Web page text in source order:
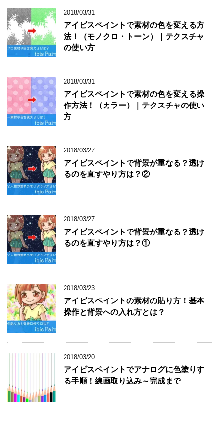
2018/03/31
アイビスペイントで素材の色を変える方
法！（モノクロ・トーン）｜テクスチャ
の使い方
2018/03/31
アイビスペイントで素材の色を変える操
作方法！（カラー）｜テクスチャの使い
方
2018/03/27
アイビスペイントで背景が重なる？透け
るのを直すやり方は？②
2018/03/27
アイビスペイントで背景が重なる？透け
るのを直すやり方は？①
2018/03/23
アイビスペイントの素材の貼り方！基本
操作と背景への入れ方とは？
2018/03/20
アイビスペイントでアナログに色塗りす
る手順！線画取り込み～完成まで